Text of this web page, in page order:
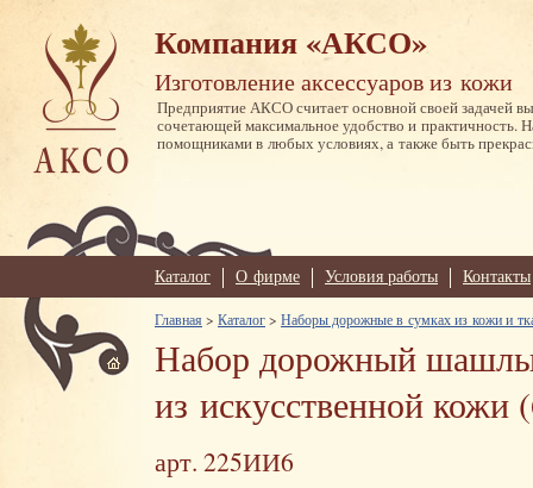
Компания «АКСО»
Изготовление аксессуаров из кожи
Предприятие АКСО считает основной своей задачей
сочетающей максимальное удобство и практичность.
помощниками в любых условиях, а также быть
Каталог О фирме Условия работы Контакты
Главная > Каталог> Наборы дорожные в сумках из кожи и
Набор дорожный
из искусственной кожи
арт. 225ИИ6